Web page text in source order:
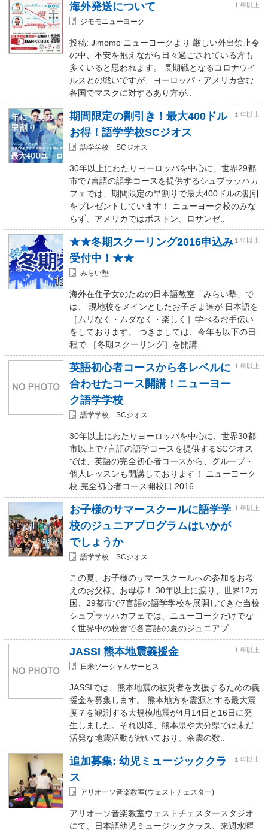
海外発送について １年以上
ジモモニューヨーク
投稿: Jimomo ニューヨークより 厳しい外出禁止令
の中、不安を抱えながら日々過ごされている方も
多くいると思われます。 長期戦となるコロナウイ
ルスとの戦いですが、ヨーロッパ・アメリカ含む
各国でマスクに対するあり方が..
期間限定の割引き！最大400ドル
お得！語学学校SCジオス
１年以上
語学学校 SCジオス
30年以上にわたりヨーロッパを中心に、世界29都
市で7言語の語学コースを提供するシュプラッハカ
フェでは、期間限定の早割りで最大400ドルの割引
をプレゼントしています！ ニューヨーク校のみな
らず、アメリカではボストン、ロサンゼ..
★★冬期スクーリング2016申込み
受付中！★★
１年以上
みらい塾
海外在住子女のための日本語教室「みらい塾」で
は、 現地校をメインとしたお子さま達が 日本語を
［ムリなく・ムダなく・楽しく］学べるお手伝い
をしております。 つきましては、今年も以下の日
程で ［冬期スクーリング］を開講..
英語初心者コースから各レベルに
合わせたコース開講！ニューヨー
ク語学学校
１年以上
語学学校 SCジオス
30年以上にわたりヨーロッパを中心に、世界30都
市以上で7言語の語学コースを提供するSCジオス
では、英語の完全初心者コースから、グループ・
個人レッスンも開講しております！ ニューヨーク
校 完全初心者コース開校日 2016..
お子様のサマースクールに語学学
校のジュニアプログラムはいかが
でしょうか
１年以上
語学学校 SCジオス
この夏、お子様のサマースクールへの参加をお考
えのお父様、お母様！ 30年以上に渡り、世界12カ
国、29都市で7言語の語学学校を展開してきた当校
シュプラッハカフェでは、ニューヨークだけでな
く世界中の校舎で各言語の夏のジュニアプ..
JASSI 熊本地震義援金 １年以上
日米ソーシャルサービス
JASSIでは、熊本地震の被災者を支援するための義
援金を募集します。 熊本地方を震源とする最大震
度７を観測する大規模地震が4月14日と16日に発
生しました。それ以降、熊本県や大分県では未だ
活発な地震活動が続いており、余震の数..
追加募集: 幼児ミュージッククラ
ス
１年以上
アリオーソ音楽教室(ウェストチェスター)
アリオーソ音楽教室ウェストチェスタースタジオ
にて、日本語幼児ミュージッククラス、来週水曜